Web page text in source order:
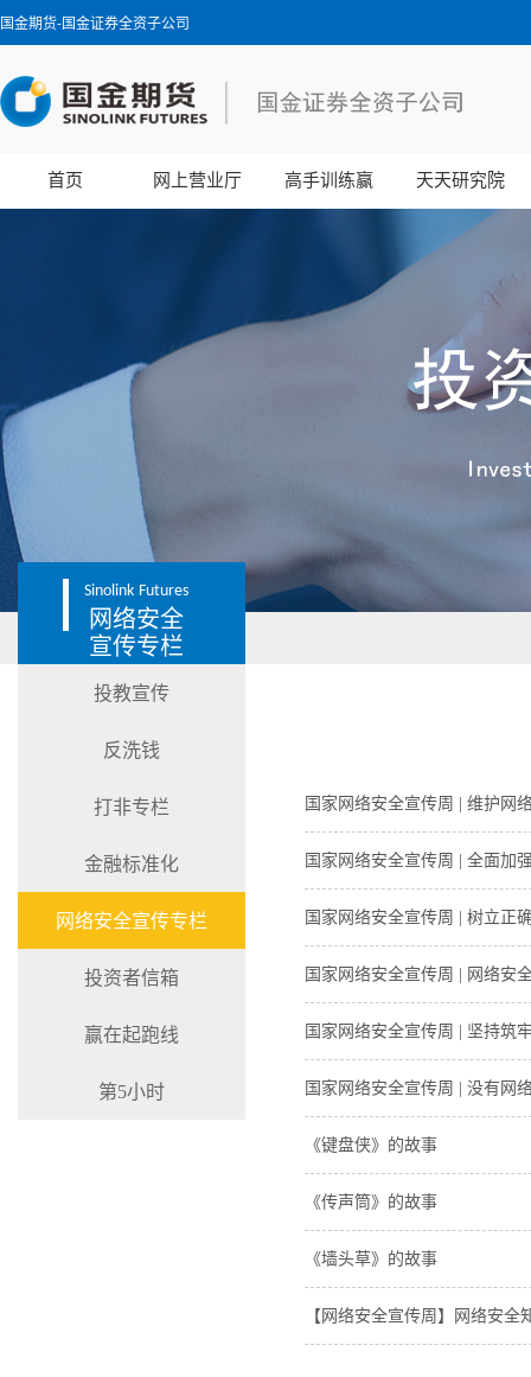
国金期货-国金证券全资子公司
首页 网上营业厅 高手训练赢 天天研究院
Sinolink Futures
网络安全
宣传专栏
投教宣传
反洗钱
打非专栏
金融标准化
网络安全宣传专栏
投资者信箱
赢在起跑线
第5小时
国家网络安全宣传周 | 维护网
国家网络安全宣传周 | 全面加
国家网络安全宣传周 | 树立正
国家网络安全宣传周 | 网络安
国家网络安全宣传周 | 坚持筑
国家网络安全宣传周 | 没有网
《键盘侠》的故事
《传声筒》的故事
《墙头草》的故事
【网络安全宣传周】网络安